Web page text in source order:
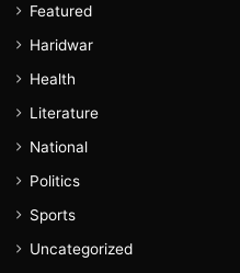
Featured
Haridwar
Health
Literature
National
Politics
Sports
Uncategorized